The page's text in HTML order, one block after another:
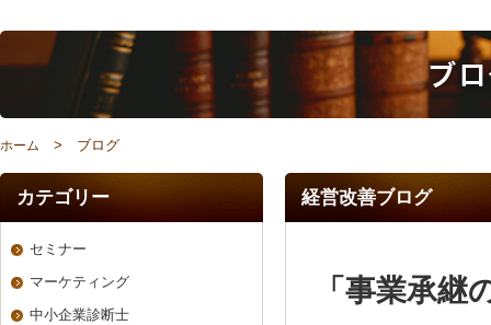
ホーム > ブログ
経営改善ブログ
「事業承継
カテゴリー
セミナー
マーケティング
中小企業診断士